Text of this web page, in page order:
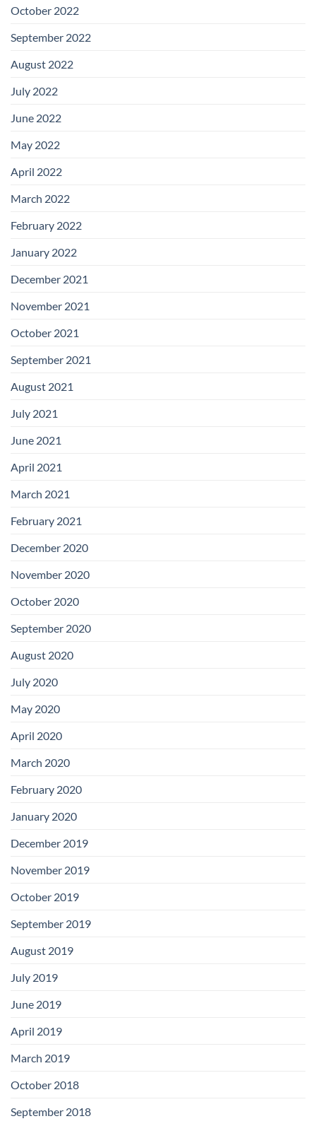
October 2022
September 2022
August 2022
July 2022
June 2022
May 2022
April 2022
March 2022
February 2022
January 2022
December 2021
November 2021
October 2021
September 2021
August 2021
July 2021
June 2021
April 2021
March 2021
February 2021
December 2020
November 2020
October 2020
September 2020
August 2020
July 2020
May 2020
April 2020
March 2020
February 2020
January 2020
December 2019
November 2019
October 2019
September 2019
August 2019
July 2019
June 2019
April 2019
March 2019
October 2018
September 2018